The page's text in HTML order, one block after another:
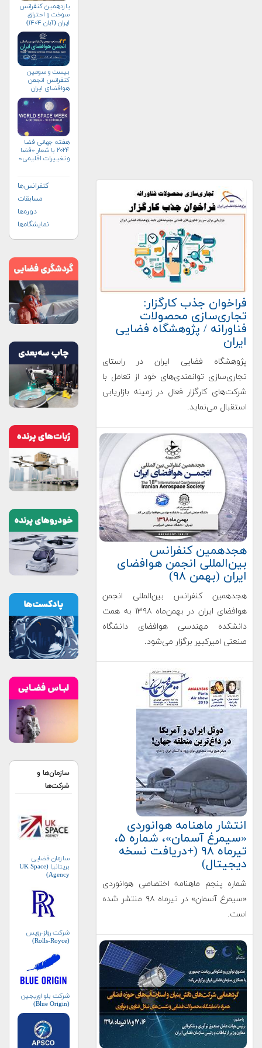
فراخوان جذب کارگزار:
تجاری‌سازی محصولات
فناورانه / پژوهشگاه فضایی
ایران
پژوهشگاه فضایی ایران در راستای
تجاری‌سازی توانمندی‌های خود از تعامل با
شرکت‌های کارگزار فعال در زمینه بازاریابی
استقبال می‌نماید.
هجدهمین کنفرانس
بین‌المللی انجمن هوافضای
ایران (بهمن ۹۸)
هجدهمین کنفرانس بین‌المللی انجمن
هوافضای ایران در بهمن‌ماه ۱۳۹۸ به همت
دانشکده مهندسی هوافضای دانشگاه
صنعتی امیرکبیر برگزار می‌شود.
انتشار ماهنامه هوانوردی
«سیمرغ آسمان»، شماره ۵،
تیرماه ۹۸ (+دریافت نسخه
دیجیتال)
شماره پنجم ماهنامه اختصاصی هوانوردی
«سیمرغ آسمان» در تیرماه ۹۸ منتشر شده
است.
یازدهمین کنفرانس
سوخت و احتراق
ایران (آبان‌ ۱۴۰۴)
بیست و سومین
کنفرانس انجمن
هوافضای ايران
هفته جهانی فضا
۲۰۲۴ با شعار «فضا
و تغییرات اقلیمی»
کنفرانس‌ها
مسابقات
دوره‌ها
نمایشگاه‌ها
سازمان‌ها و
شرکت‌ها
سازمان فضایی
بریتانیا (UK Space
Agency)
شرکت رولز-رویس
(Rolls-Royce)
شرکت بلو اوریجین
(Blue Origin)